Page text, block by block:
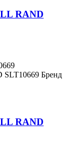
RAND
SLT10669 Бренд
RAND